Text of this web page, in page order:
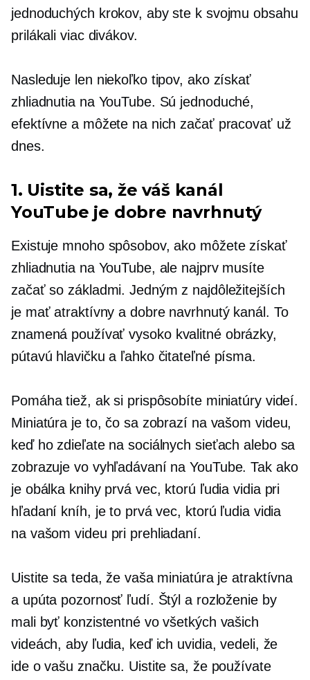
jednoduchých krokov, aby ste k svojmu obsahu
prilákali viac divákov.
Nasleduje len niekoľko tipov, ako získať
zhliadnutia na YouTube. Sú jednoduché,
efektívne a môžete na nich začať pracovať už
dnes.
1. Uistite sa, že váš kanál
YouTube je dobre navrhnutý
Existuje mnoho spôsobov, ako môžete získať
zhliadnutia na YouTube, ale najprv musíte
začať so základmi. Jedným z najdôležitejších
je mať atraktívny a dobre navrhnutýkanál. To
znamená používaťvysoko kvalitnéobrázky,
pútavú hlavičku a ľahko čitateľné písma.
Pomáha tiež, ak si prispôsobíte miniatúry videí.
Miniatúra je to, čo sa zobrazí na vašom videu,
keď ho zdieľate na sociálnych sieťach alebo sa
zobrazuje vo vyhľadávaní na YouTube. Tak ako
je obálka knihy prvá vec, ktorú ľudia vidia pri
hľadaní kníh, je to prvá vec, ktorú ľudia vidia
na vašom videu pri prehliadaní.
Uistite sa teda, že vaša miniatúra je atraktívna
a upúta pozornosť ľudí. Štýl a rozloženie by
mali byť konzistentné vo všetkých vašich
videách, aby ľudia, keď ich uvidia, vedeli, že
ide o vašu značku. Uistite sa, že používate